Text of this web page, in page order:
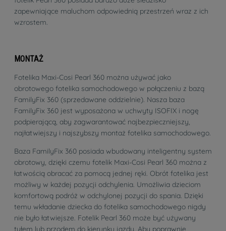
zapewniające maluchom odpowiednią przestrzeń wraz z ich
wzrostem.
MONTAŻ
Fotelika Maxi-Cosi Pearl 360 można używać jako
obrotowego fotelika samochodowego w połączeniu z bazą
FamilyFix 360 (sprzedawane oddzielnie). Nasza baza
FamilyFix 360 jest wyposażona w uchwyty ISOFIX i nogę
podpierającą, aby zagwarantować najbezpieczniejszy,
najłatwiejszy i najszybszy montaż fotelika samochodowego.
Baza FamilyFix 360 posiada wbudowany inteligentny system
obrotowy, dzięki czemu fotelik Maxi-Cosi Pearl 360 można z
łatwością obracać za pomocą jednej ręki. Obrót fotelika jest
możliwy w każdej pozycji odchylenia. Umożliwia dzieciom
komfortową podróż w odchylonej pozycji do spania. Dzięki
temu wkładanie dziecka do fotelika samochodowego nigdy
nie było łatwiejsze. Fotelik Pearl 360 może być używany
tyłem lub przodem do kierunku jazdy. Aby poprawnie